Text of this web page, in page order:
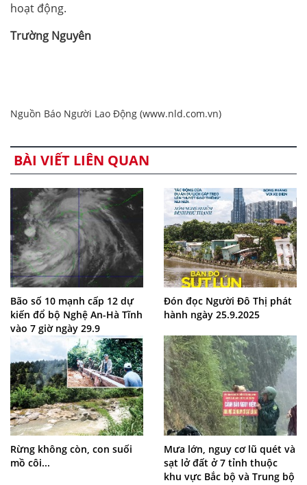
hoạt động.
Trường Nguyên
Nguồn Báo Người Lao Động (www.nld.com.vn)
BÀI VIẾT LIÊN QUAN
Bão số 10 mạnh cấp 12 dự
kiến đổ bộ Nghệ An-Hà Tĩnh
vào 7 giờ ngày 29.9
Đón đọc Người Đô Thị phát
hành ngày 25.9.2025
Rừng không còn, con suối
mồ côi...
Mưa lớn, nguy cơ lũ quét và
sạt lở đất ở 7 tỉnh thuộc
khu vực Bắc bộ và Trung bộ